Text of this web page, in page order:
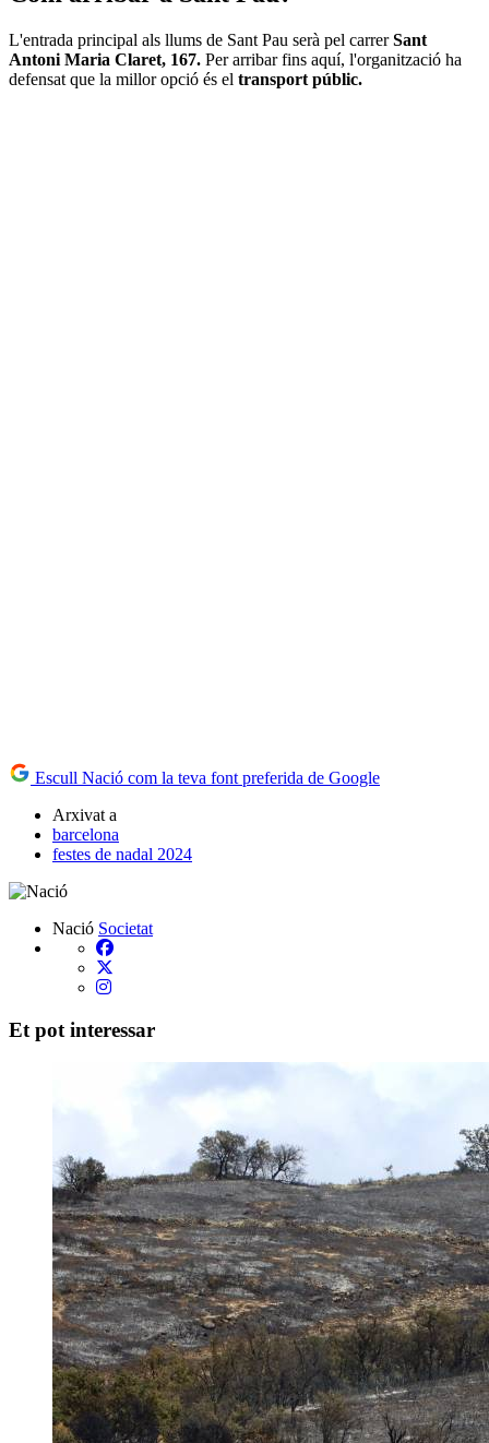
L'entrada principal als llums de Sant Pau serà pel carrerSant
Antoni Maria Claret, 167. Per arribar fins aquí, l'organització ha
defensat que la millor opció és el transport públic.
Escull Nació com la teva font preferida de Google
Arxivat a
barcelona
festes de nadal 2024
Nació Societat
Et pot interessar